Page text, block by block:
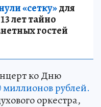
«сетку»для
лет тайно
гостей
ко Дню
миллионов рублей.
оркестра,